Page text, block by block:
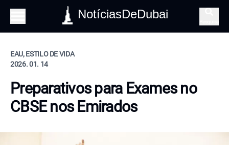
NotíciasDeDubai
EAU, ESTILO DE VIDA
2026. 01. 14
Preparativos para Exames no
CBSE nos Emirados